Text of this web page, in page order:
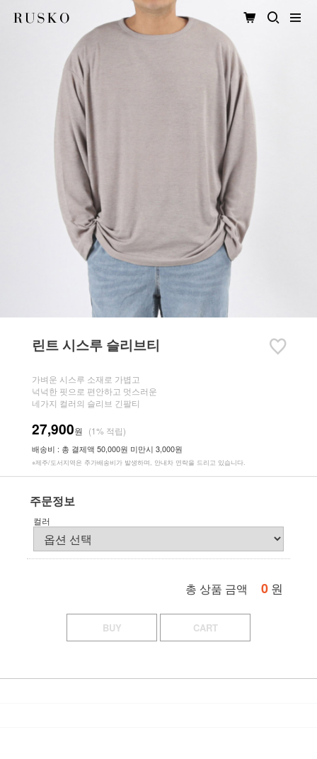
린트 시스루 슬리브티
가벼운 시스루 소재로 가볍고
넉넉한 핏으로 편안하고 멋스러운
네가지 컬러의 슬리브 긴팔티
27,900원 (1% 적립)
배송비 : 총 결제액 50,000원 미만시 3,000원
※제주/도서지역은 추가배송비가 발생하며, 안내차 연락을 드리고 있습니다.
주문정보
컬러
총 상품 금액 0 원
BUY CART